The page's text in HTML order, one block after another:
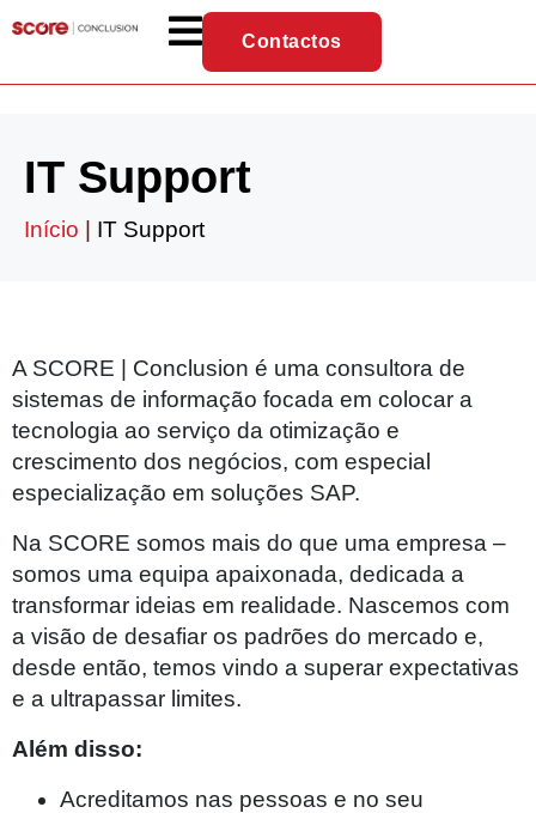
Contactos
IT Support
Início IT Support
A SCORE | Conclusion é uma consultora de
sistemas de informação focada em colocar a
tecnologia ao serviço da otimização e
crescimento dos negócios, com especial
especialização em soluções SAP.
Na SCORE somos mais do que uma empresa –
somos uma equipa apaixonada, dedicada a
transformar ideias em realidade. Nascemos com
a visão de desafiar os padrões do mercado e,
desde então, temos vindo a superar expectativas
e a ultrapassar limites.
Além disso:
Acreditamos nas pessoas e no seu